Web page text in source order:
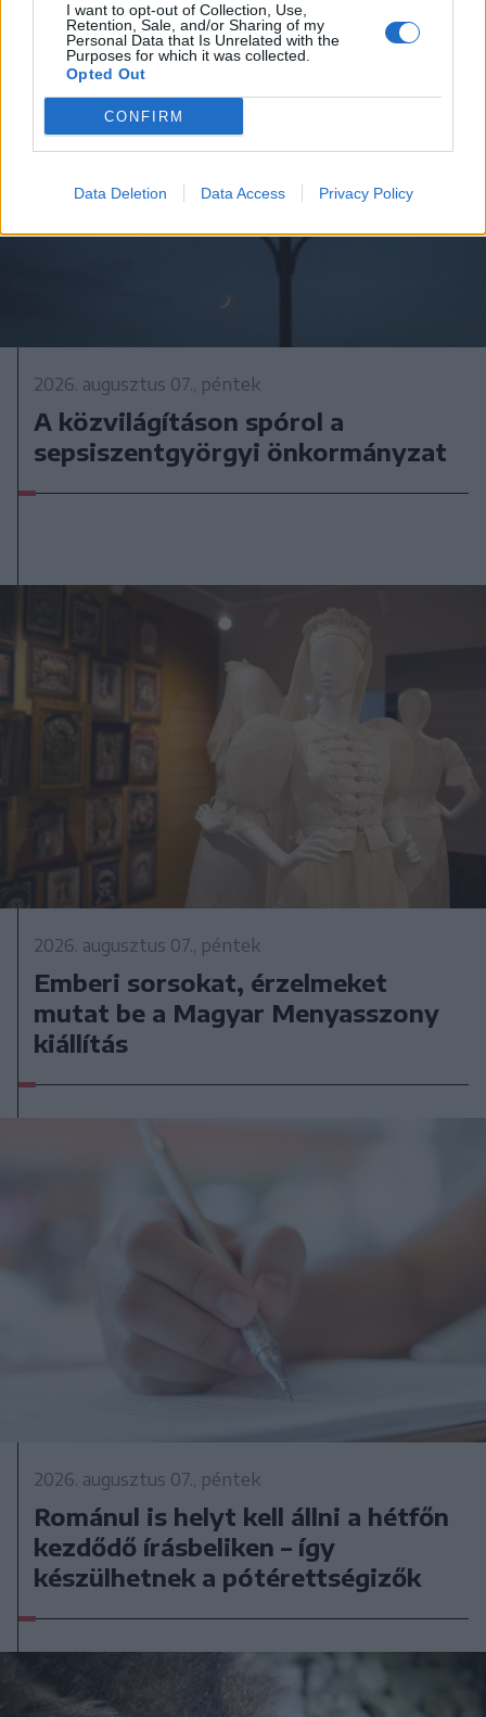
I want to opt-out of Collection, Use,
Retention, Sale, and/or Sharing of my
Personal Data that Is Unrelated with the
Purposes for which it was collected.
Opted Out
CONFIRM
Data Deletion Data Access Privacy Policy
2026. augusztus 07., péntek
A közvilágításon spórol a
sepsiszentgyörgyi önkormányzat
2026. augusztus 07., péntek
Emberi sorsokat, érzelmeket
mutat be a Magyar Menyasszony
kiállítás
2026. augusztus 07., péntek
Románul is helyt kell állni a hétfőn
kezdődő írásbeliken – így
készülhetnek a pótérettségizők